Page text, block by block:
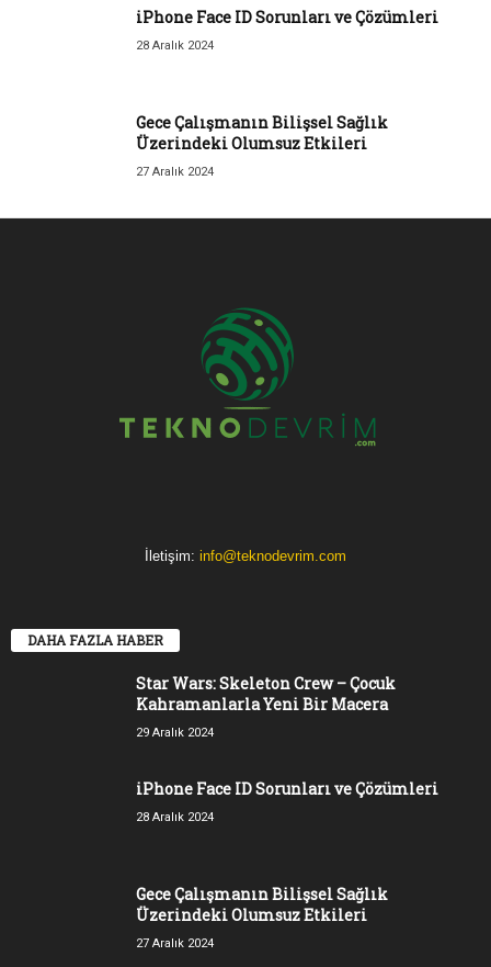
iPhone Face ID Sorunları ve Çözümleri
28 Aralık 2024
Gece Çalışmanın Bilişsel Sağlık
Üzerindeki Olumsuz Etkileri
27 Aralık 2024
İletişim: info@teknodevrim.com
DAHA FAZLA HABER
Star Wars: Skeleton Crew – Çocuk
Kahramanlarla Yeni Bir Macera
29 Aralık 2024
iPhone Face ID Sorunları ve Çözümleri
28 Aralık 2024
Gece Çalışmanın Bilişsel Sağlık
Üzerindeki Olumsuz Etkileri
27 Aralık 2024